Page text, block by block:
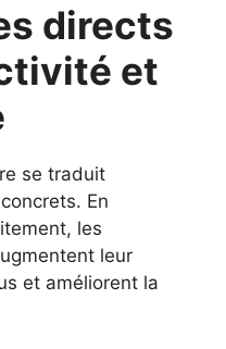
directs
et
se traduit
En
les
leur
et améliorent la